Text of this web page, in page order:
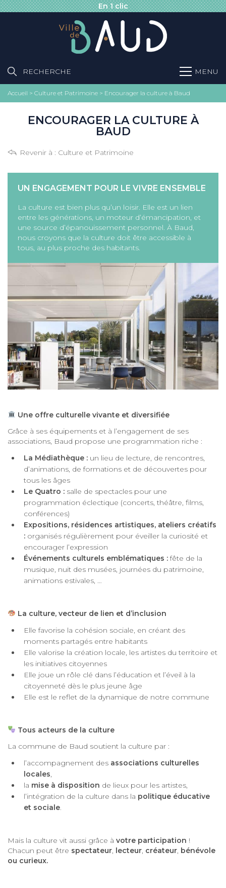
En 1 clic
RECHERCHE MENU
Accueil > Culture et Patrimoine > Encourager la culture à Baud
ENCOURAGER LA CULTURE À
BAUD
Revenir à : Culture et Patrimoine
UN ENGAGEMENT POUR LE VIVRE ENSEMBLE
La culture est bien plus qu’un loisir. Elle est un lien
entre les générations, un moteur d’émancipation, et
une source d’épanouissement personnel. À Baud,
nous croyons que la culture doit être accessible à
tous, au plus proche des habitants.
Une offre culturelle vivante et diversifiée
Grâce à ses équipements et à l’engagement de ses
associations, Baud propose une programmation riche :
La Médiathèque : un lieu de lecture, de rencontres,
d’animations, de formations et de découvertes pour
tous les âges
Le Quatro : salle de spectacles pour une
programmation éclectique (concerts, théâtre, films,
conférences)
Expositions, résidences artistiques, ateliers créatifs
: organisés régulièrement pour éveiller la curiosité et
encourager l’expression
Événements culturels emblématiques : fête de la
musique, nuit des musées, journées du patrimoine,
animations estivales, …
La culture, vecteur de lien et d’inclusion
Elle favorise la cohésion sociale, en créant des
moments partagés entre habitants
Elle valorise la création locale, les artistes du territoire et
les initiatives citoyennes
Elle joue un rôle clé dans l’éducation et l’éveil à la
citoyenneté dès le plus jeune âge
Elle est le reflet de la dynamique de notre commune
Tous acteurs de la culture
La commune de Baud soutient la culture par :
l’accompagnement des associations culturelles
locales,
la mise à disposition de lieux pour les artistes,
l’intégration de la culture dans la politique éducative
et sociale.
Mais la culture vit aussi grâce à votre participation !
Chacun peut être spectateur, lecteur, créateur, bénévole
ou curieux.